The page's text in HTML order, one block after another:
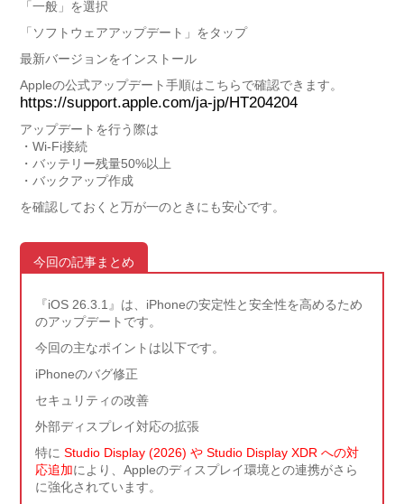
「一般」を選択
「ソフトウェアアップデート」をタップ
最新バージョンをインストール
Appleの公式アップデート手順はこちらで確認できます。
https://support.apple.com/ja-jp/HT204204
アップデートを行う際は
・Wi-Fi接続
・バッテリー残量50%以上
・バックアップ作成
を確認しておくと万が一のときにも安心です。
今回の記事まとめ
『iOS 26.3.1』は、iPhoneの安定性と安全性を高めるため
のアップデートです。
今回の主なポイントは以下です。
iPhoneのバグ修正
セキュリティの改善
外部ディスプレイ対応の拡張
特に Studio Display (2026) や Studio Display XDR への対
応追加により、Appleのディスプレイ環境との連携がさら
に強化されています。